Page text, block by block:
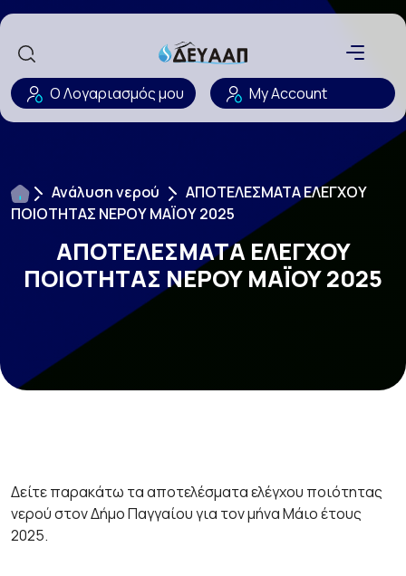
Ο Λογαριασμός μου My Account
Ανάλυση νερού
ΑΠΟΤΕΛΕΣΜΑΤΑ ΕΛΕΓΧΟΥ
ΠΟΙΟΤΗΤΑΣ ΝΕΡΟΥ ΜΑΪΟΥ 2025
ΑΠΟΤΕΛΕΣΜΑΤΑ ΕΛΕΓΧΟΥ
ΠΟΙΟΤΗΤΑΣ ΝΕΡΟΥ ΜΑΪΟΥ 2025
Δείτε παρακάτω τα αποτελέσματα ελέγχου ποιότητας
νερού στον Δήμο Παγγαίου για τον μήνα Μάιο έτους
2025.